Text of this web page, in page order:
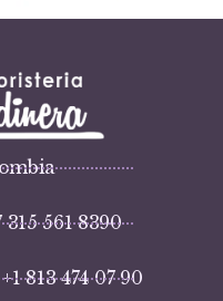
315 561 8390
813 474 07 90